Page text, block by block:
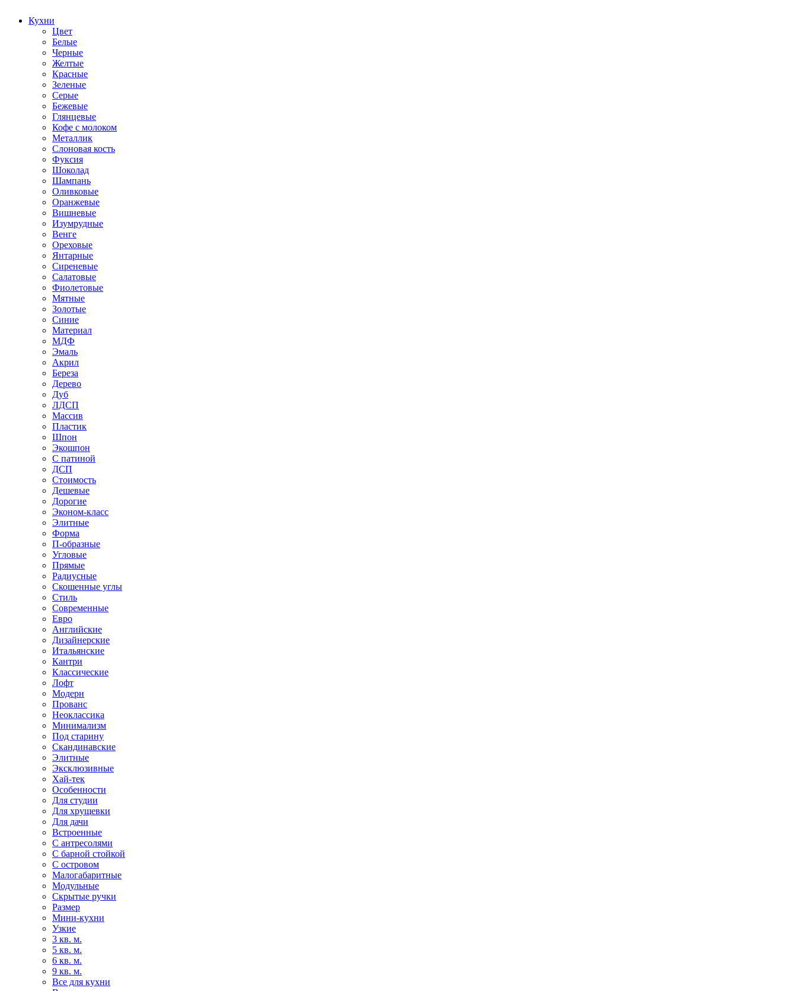
Кухни
Цвет
Белые
Черные
Желтые
Красные
Зеленые
Серые
Бежевые
Глянцевые
Кофе с молоком
Металлик
Слоновая кость
Фуксия
Шоколад
Шампань
Оливковые
Оранжевые
Вишневые
Изумрудные
Венге
Ореховые
Янтарные
Сиреневые
Салатовые
Фиолетовые
Мятные
Золотые
Синие
Материал
МДФ
Эмаль
Акрил
Береза
Дерево
Дуб
ЛДСП
Массив
Пластик
Шпон
Экошпон
С патиной
ДСП
Стоимость
Дешевые
Дорогие
Эконом-класс
Элитные
Форма
П-образные
Угловые
Прямые
Радиусные
Скошенные углы
Стиль
Современные
Евро
Английские
Дизайнерские
Итальянские
Кантри
Классические
Лофт
Модерн
Прованс
Неоклассика
Минимализм
Под старину
Скандинавские
Элитные
Эксклюзивные
Хай-тек
Особенности
Для студии
Для хрущевки
Для дачи
Встроенные
С антресолями
С барной стойкой
С островом
Малогабаритные
Модульные
Скрытые ручки
Размер
Мини-кухни
Узкие
3 кв. м.
5 кв. м.
6 кв. м.
9 кв. м.
Все для кухни